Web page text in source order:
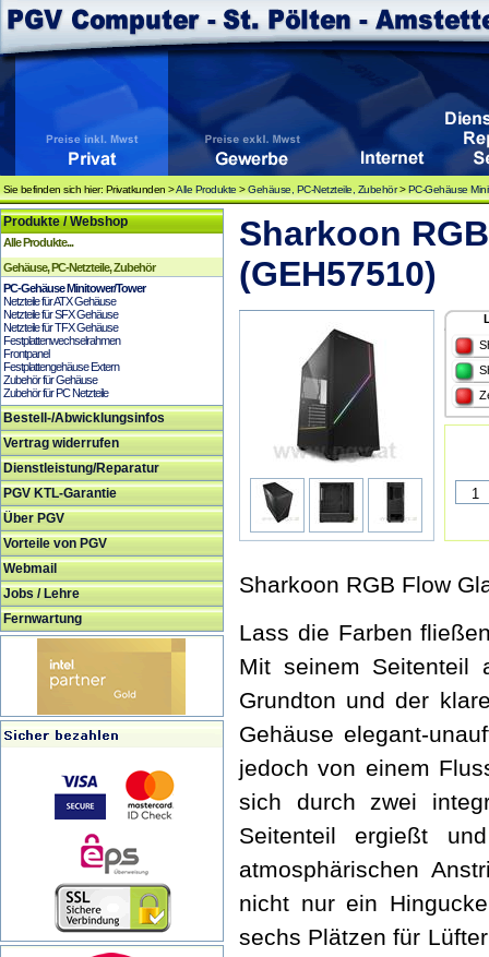
Sie befinden sich hier: Privatkunden >Alle Produkte >Gehäuse, PC-Netzteile, Zubehör>PC-Gehäuse
Produkte / Webshop
Alle Produkte...
Gehäuse, PC-Netzteile, Zubehör
PC-Gehäuse Minitower/Tower
Netzteile für ATX Gehäuse
Netzteile für SFX Gehäuse
Netzteile für TFX Gehäuse
Festplattenwechselrahmen
Frontpanel
Festplattengehäuse Extern
Zubehör für Gehäuse
Zubehör für PC Netzteile
Bestell-/Abwicklungsinfos
Vertrag widerrufen
Dienstleistung/Reparatur
PGV KTL-Garantie
Über PGV
Vorteile von PGV
Webmail
Jobs / Lehre
Fernwartung
Sharkoon
(GEH57510)
Sharkoon RGB Flow
Lass die Farben
Mit seinem Seitenteil
Grundton und der
Gehäuse elegant-
jedoch von einem
sich durch zwei
Seitenteil ergießt
atmosphärischen
nicht nur ein
sechs Plätzen für